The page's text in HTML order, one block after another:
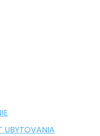
UBYTOVANIA